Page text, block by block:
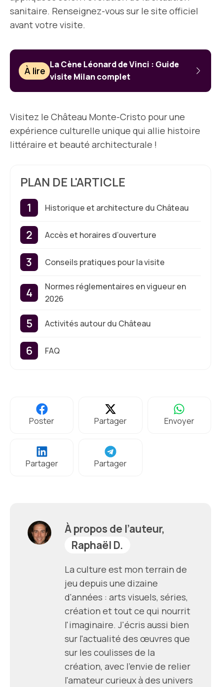
sanitaire. Renseignez-vous sur le site officiel
avant votre visite.
À lire
La Cène Léonard de Vinci : Guide
visite Milan complet
Visitez le Château Monte-Cristo pour une
expérience culturelle unique qui allie histoire
littéraire et beauté architecturale !
PLAN DE L'ARTICLE
Historique et architecture du Château
Accès et horaires d’ouverture
Conseils pratiques pour la visite
Normes réglementaires en vigueur en
2026
Activités autour du Château
FAQ
Poster Partager Envoyer
Partager Partager
À propos de l’auteur,
Raphaël D.
La culture est mon terrain de
jeu depuis une dizaine
d'années : arts visuels, séries,
création et tout ce qui nourrit
l'imaginaire. J'écris aussi bien
sur l'actualité des œuvres que
sur les coulisses de la
création, avec l'envie de relier
l'amateur curieux à des univers